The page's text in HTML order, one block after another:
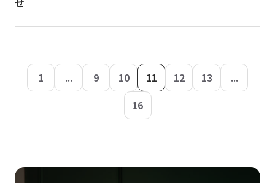
せ
1 ... 9 10 11 12 13
...
16